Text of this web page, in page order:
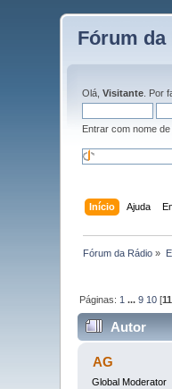
Fórum da
Olá,Visitante . Por
Entrar com nome
Início Ajuda
Fórum da Rádio »
Páginas: 1 ...9 10 [11
Autor
AG
Global Moderator